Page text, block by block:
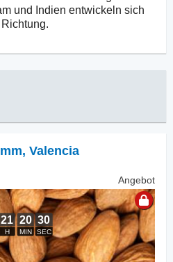
und Indien entwickeln sich
Valencia
Angebot